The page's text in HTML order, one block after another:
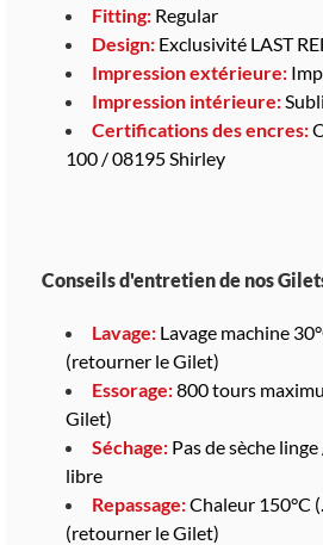
Fitting: Regular
Design: Exclusivité LAST
Impression extérieure:
Impression intérieure:
Certifications des encres:
100 / 08195 Shirley
Conseils d'entretien de nos
Lavage: Lavage machine
(retourner le Gilet)
Essorage:800 tours
Gilet)
Séchage: Pas de sèche
libre
Repassage:Chaleur 150°C
(retourner le Gilet)